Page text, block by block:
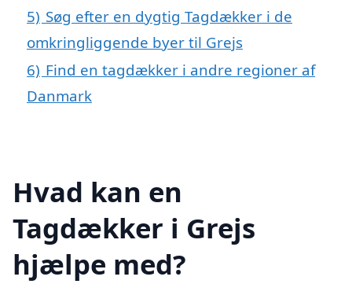
5) Søg efter en dygtig Tagdækker i de
omkringliggende byer til Grejs
6) Find en tagdækker i andre regioner af
Danmark
Hvad kan en
Tagdækker i Grejs
hjælpe med?